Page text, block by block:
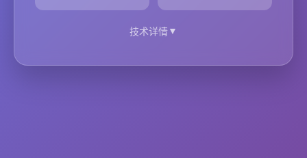
技术详情▼